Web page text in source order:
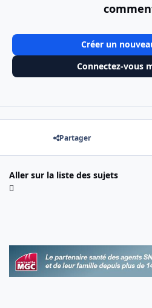
Créer un
Connectez-vous
Partager
Aller sur la liste des sujets